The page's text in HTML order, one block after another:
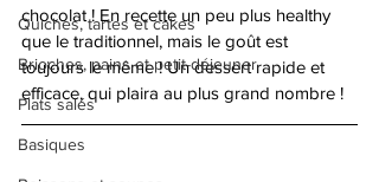
Quiches, tartes et cakes
Brioches, pains et petit-déjeuner
Plats salés
Basiques
chocolat ! En recette un peu plus healthy
que le traditionnel, mais le goût est
toujours le même ! Un dessert rapide et
efficace, qui plaira au plus grand nombre !